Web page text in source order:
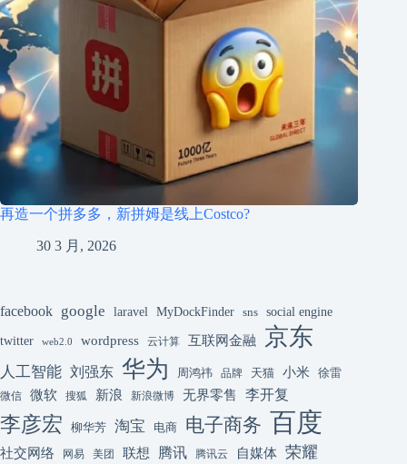
再造一个拼多多，新拼姆是线上Costco?
30 3 月, 2026
facebook google laravel MyDockFinder sns social engine
twitter web2.0 wordpress 云计算 互联网金融 京东
人工智能 刘强东 华为 周鸿祎 品牌 天猫 小米 徐雷
微信 微软 搜狐 新浪 新浪微博 无界零售 李开复
李彦宏 柳华芳 淘宝 电商 电子商务 百度
社交网络 网易 美团 联想 腾讯 腾讯云 自媒体 荣耀